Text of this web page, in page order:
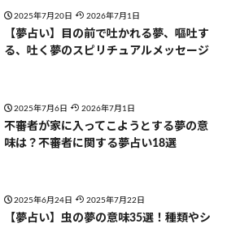
2025年7月20日 2026年7月1日
【夢占い】目の前で吐かれる夢、嘔吐す
る、吐く夢のスピリチュアルメッセージ
2025年7月6日 2026年7月1日
不審者が家に入ってこようとする夢の意
味は？不審者に関する夢占い18選
2025年6月24日 2025年7月22日
【夢占い】虫の夢の意味35選！種類やシ